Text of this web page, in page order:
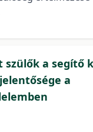
szülők a segítő
a